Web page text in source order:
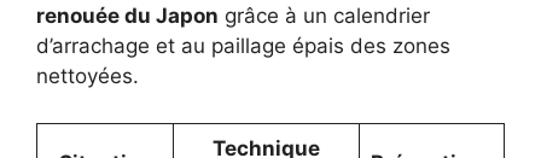
renouée du Japon grâce à un calendrier
d’arrachage et au paillage épais des zones
nettoyées.
Technique